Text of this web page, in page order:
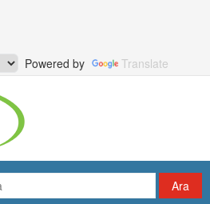
Powered by Translate